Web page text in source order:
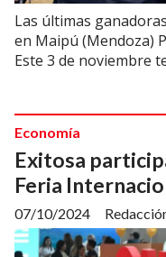
Las últimas
en Maipú (Mendoza)
Este 3 de noviembre
Exitosa
Feria
Economía
07/10/2024